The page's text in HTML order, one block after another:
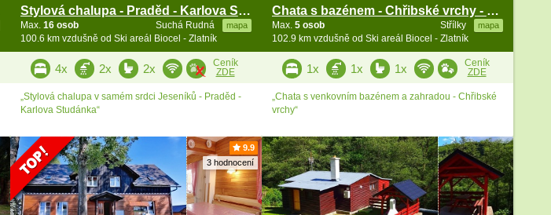
Stylová chalupa - Praděd - Karlova Studánka
Suchá Rudná mapa
Max. 16 osob
100.6 km vzdušně od Ski areál Biocel - Zlatník
4x 2x 2x
Ceník
ZDE
„Stylová chalupa v samém srdci Jeseníků - Praděd -
Karlova Studánka“
Chata s bazénem - Chřibské vrchy - Koryčany
Střílky mapa
Max. 5 osob
102.9 km vzdušně od Ski areál Biocel - Zlatník
1x 1x 1x
Ceník
ZDE
„Chata s venkovním bazénem a zahradou - Chřibské
vrchy“
9.9
3 hodnocení